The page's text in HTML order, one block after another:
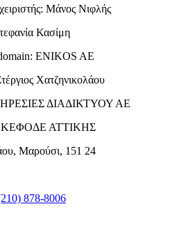
Μάνος Νιφλής
Κασίμη
ENIKOS AE
Χατζηνικολάου
ΔΙΑΔΙΚΤΥΟΥ ΑΕ
ΚΕΦΟΔΕ ΑΤΤΙΚΗΣ
Μαρούσι, 151 24
878-8006